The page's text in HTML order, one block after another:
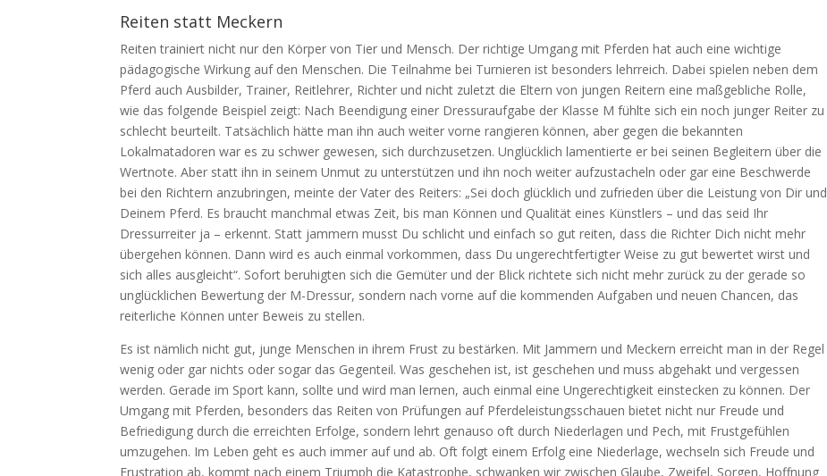
Reiten statt Meckern
Reiten trainiert nicht nur den Körper von Tier und Mensch. Der richtige Umgang mit Pferden hat auch eine wichtige
pädagogische Wirkung auf den Menschen. Die Teilnahme bei Turnieren ist besonders lehrreich. Dabei spielen neben dem
Pferd auch Ausbilder, Trainer, Reitlehrer, Richter und nicht zuletzt die Eltern von jungen Reitern eine maßgebliche Rolle,
wie das folgende Beispiel zeigt: Nach Beendigung einer Dressuraufgabe der Klasse M fühlte sich ein noch junger Reiter zu
schlecht beurteilt. Tatsächlich hätte man ihn auch weiter vorne rangieren können, aber gegen die bekannten
Lokalmatadoren war es zu schwer gewesen, sich durchzusetzen. Unglücklich lamentierte er bei seinen Begleitern über die
Wertnote. Aber statt ihn in seinem Unmut zu unterstützen und ihn noch weiter aufzustacheln oder gar eine Beschwerde
bei den Richtern anzubringen, meinte der Vater des Reiters: „Sei doch glücklich und zufrieden über die Leistung von Dir und
Deinem Pferd. Es braucht manchmal etwas Zeit, bis man Können und Qualität eines Künstlers – und das seid Ihr
Dressurreiter ja – erkennt. Statt jammern musst Du schlicht und einfach so gut reiten, dass die Richter Dich nicht mehr
übergehen können. Dann wird es auch einmal vorkommen, dass Du ungerechtfertigter Weise zu gut bewertet wirst und
sich alles ausgleicht“. Sofort beruhigten sich die Gemüter und der Blick richtete sich nicht mehr zurück zu der gerade so
unglücklichen Bewertung der M-Dressur, sondern nach vorne auf die kommenden Aufgaben und neuen Chancen, das
reiterliche Können unter Beweis zu stellen.
Es ist nämlich nicht gut, junge Menschen in ihrem Frust zu bestärken. Mit Jammern und Meckern erreicht man in der Regel
wenig oder gar nichts oder sogar das Gegenteil. Was geschehen ist, ist geschehen und muss abgehakt und vergessen
werden. Gerade im Sport kann, sollte und wird man lernen, auch einmal eine Ungerechtigkeit einstecken zu können. Der
Umgang mit Pferden, besonders das Reiten von Prüfungen auf Pferdeleistungsschauen bietet nicht nur Freude und
Befriedigung durch die erreichten Erfolge, sondern lehrt genauso oft durch Niederlagen und Pech, mit Frustgefühlen
umzugehen. Im Leben geht es auch immer auf und ab. Oft folgt einem Erfolg eine Niederlage, wechseln sich Freude und
Frustration ab, kommt nach einem Triumph die Katastrophe, schwanken wir zwischen Glaube, Zweifel, Sorgen, Hoffnung